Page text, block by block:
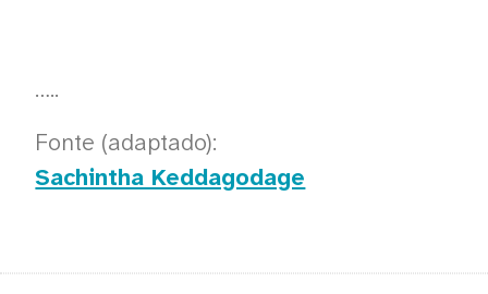
…..
Fonte (adaptado):
Sachintha Keddagodage